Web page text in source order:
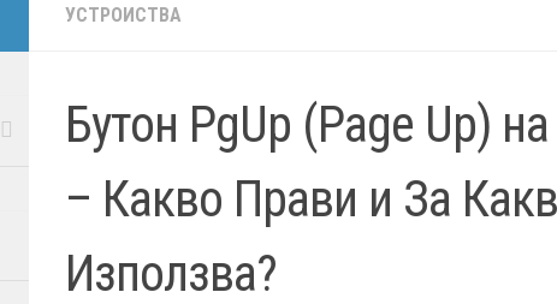
УСТРОИСТВА
Бутон PgUp (Page Up)
– Какво Прави и За
Използва?